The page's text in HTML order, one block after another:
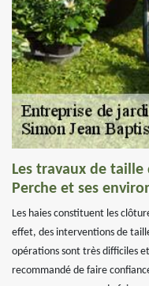
Les travaux de taille
Perche et ses
Les haies constituent les
effet, des interventions de
opérations sont très difficiles
recommandé de faire